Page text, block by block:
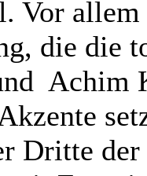
Vor allem
die die
Achim
Dritte